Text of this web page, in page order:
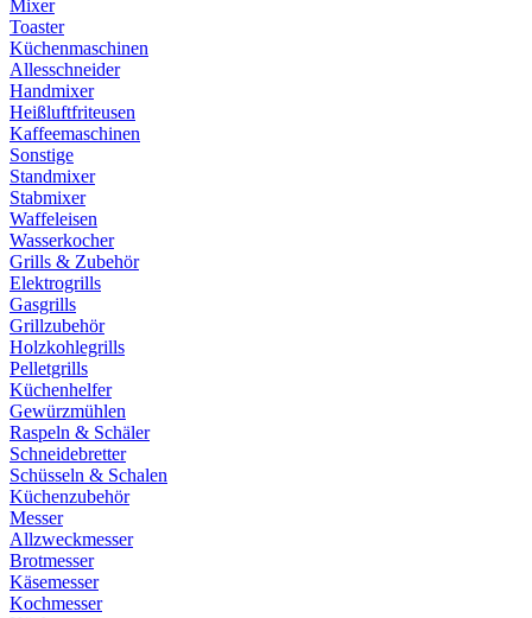
Mixer
Toaster
Küchenmaschinen
Allesschneider
Handmixer
Heißluftfriteusen
Kaffeemaschinen
Sonstige
Standmixer
Stabmixer
Waffeleisen
Wasserkocher
Grills & Zubehör
Elektrogrills
Gasgrills
Grillzubehör
Holzkohlegrills
Pelletgrills
Küchenhelfer
Gewürzmühlen
Raspeln & Schäler
Schneidebretter
Schüsseln & Schalen
Küchenzubehör
Messer
Allzweckmesser
Brotmesser
Käsemesser
Kochmesser